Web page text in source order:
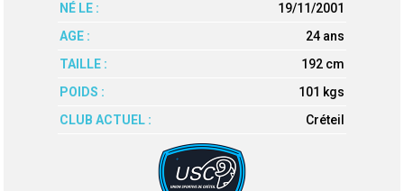
NÉ LE :
19/11/2001
AGE :
24 ans
TAILLE :
192 cm
POIDS :
101 kgs
CLUB ACTUEL :
Créteil